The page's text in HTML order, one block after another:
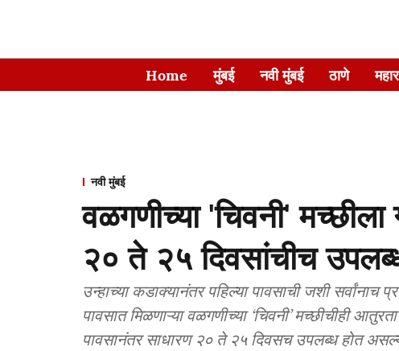
Home मुंबई नवी मुंबई ठाणे
नवी मुंबई
वळगणीच्या 'चिवनी'
२० ते २५ दिवसांचीच
उन्हाच्या कडाक्यानंतर पहिल्या पावसाची जशी सर्वांनाच
पावसात मिळणाऱ्या वळगणीच्या ‘चिवनी’ मच्छीचीही
पावसानंतर साधारण २० ते २५ दिवसच उपलब्ध होत